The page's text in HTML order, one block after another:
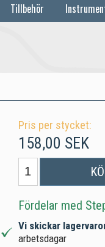
Tillbehör
Pris per stycket:
158,00 SEK
Fördelar med
Vi skickar
arbetsdagar